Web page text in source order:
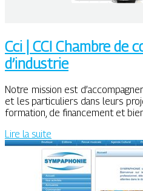
Cci | CCI Chambre de
d’industrie
Notre mission est
et les particuliers dans leurs
formation, de financement et
Lire la suite